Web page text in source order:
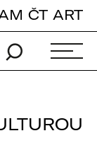
ČT ART